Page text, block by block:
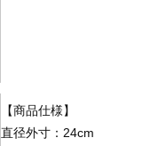
【商品仕様】
直径外寸：24cm